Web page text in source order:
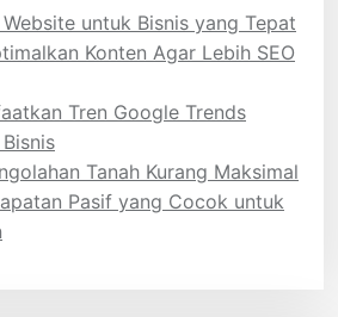
untuk Bisnis yang Tepat
Konten Agar Lebih SEO
Tren Google Trends
Tanah Kurang Maksimal
Pasif yang Cocok untuk